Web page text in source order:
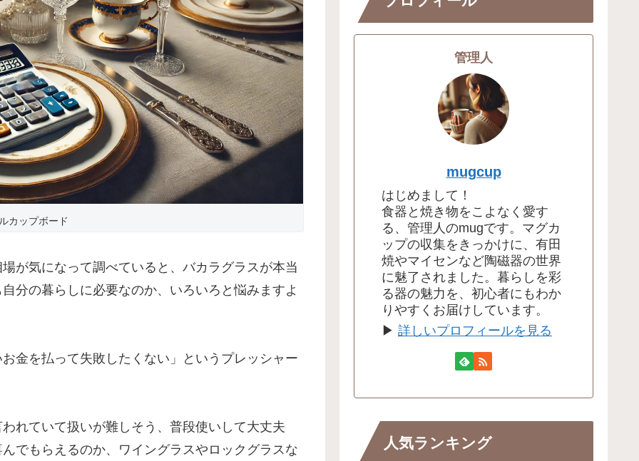
カップボード
が気になって調べていると、バカラグラスが本当
分の暮らしに必要なのか、いろいろと悩みますよ
金を払って失敗したくない」というプレッシャー
れていて扱いが難しそう、普段使いして大丈夫
でもらえるのか、ワイングラスやロックグラスな
管理人
mugcup
はじめまして！
食器と焼き物をこよなく愛す
る、管理人のmugです。マグカ
ップの収集をきっかけに、有田
焼やマイセンなど陶磁器の世界
に魅了されました。暮らしを彩
る器の魅力を、初心者にもわか
りやすくお届けしています。
▶ 詳しいプロフィールを見る
人気ランキング